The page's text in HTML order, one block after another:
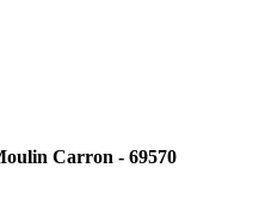
Carron - 69570